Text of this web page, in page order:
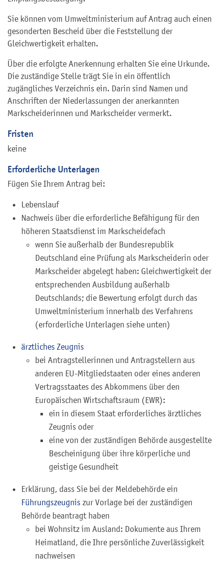
Sie können vom Umweltministerium auf Antrag auch einen
gesonderten Bescheid über die Feststellung der
Gleichwertigkeit erhalten.
Über die erfolgte Anerkennung erhalten Sie eine Urkunde.
Die zuständige Stelle trägt Sie in ein öffentlich
zugängliches Verzeichnis ein. Darin sind Namen und
Anschriften der Niederlassungen der anerkannten
Markscheiderinnen und Markscheider vermerkt.
Fristen
keine
Erforderliche Unterlagen
Fügen Sie Ihrem Antrag bei:
Lebenslauf
Nachweis über die erforderliche Befähigung für den
höheren Staatsdienst im Markscheidefach
wenn Sie außerhalb der Bundesrepublik
Deutschland eine Prüfung als Markscheiderin oder
Markscheider abgelegt haben: Gleichwertigkeit der
entsprechenden Ausbildung außerhalb
Deutschlands; die Bewertung erfolgt durch das
Umweltministerium innerhalb des Verfahrens
(erforderliche Unterlagen siehe unten)
ärztliches Zeugnis
bei Antragstellerinnen und Antragstellern aus
anderen EU-Mitgliedstaaten oder eines anderen
Vertragsstaates des Abkommens über den
Europäischen Wirtschaftsraum (EWR):
ein in diesem Staat erforderliches ärztliches
Zeugnis oder
eine von der zuständigen Behörde ausgestellte
Bescheinigung über ihre körperliche und
geistige Gesundheit
Erklärung, dass Sie bei der Meldebehörde ein
Führungszeugnis zur Vorlage bei der zuständigen
Behörde beantragt haben
bei Wohnsitz im Ausland: Dokumente aus Ihrem
Heimatland, die Ihre persönliche Zuverlässigkeit
nachweisen